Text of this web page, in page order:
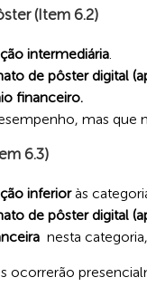
(Item 6.2)
intermediária
de pôster digital
financeiro.
mas que
6.3)
inferioràs
de pôster digital
nesta
ocorrerão